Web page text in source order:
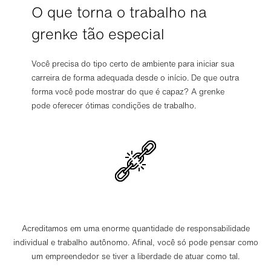
O que torna o trabalho na
grenke tão especial
Você precisa do tipo certo de ambiente para iniciar sua
carreira de forma adequada desde o início. De que outra
forma você pode mostrar do que é capaz? A grenke
pode oferecer ótimas condições de trabalho.
Acreditamos em uma enorme quantidade de responsabilidade
individual e trabalho autônomo. Afinal, você só pode pensar como
um empreendedor se tiver a liberdade de atuar como tal.